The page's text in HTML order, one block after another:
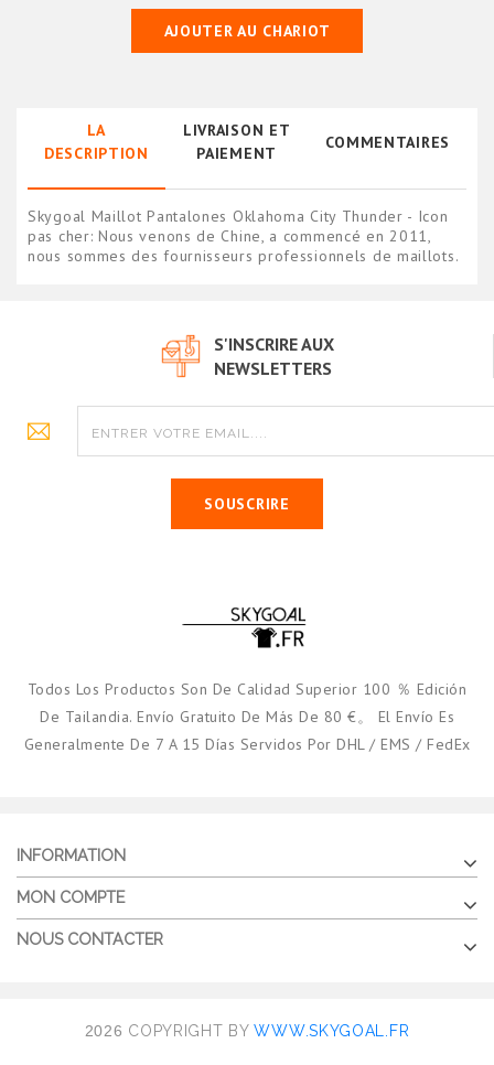
AJOUTER AU CHARIOT
LA
DESCRIPTION
LIVRAISON ET
PAIEMENT
COMMENTAIRES
Skygoal Maillot Pantalones Oklahoma City Thunder - Icon
pas cher: Nous venons de Chine, a commencé en 2011,
nous sommes des fournisseurs professionnels de maillots.
S'INSCRIRE AUX
NEWSLETTERS
SOUSCRIRE
Todos Los Productos Son De Calidad Superior 100 ％ Edición
De Tailandia. Envío Gratuito De Más De 80 €。 El Envío Es
Generalmente De 7 A 15 Días Servidos Por DHL / EMS / FedEx
INFORMATION
MON COMPTE
NOUS CONTACTER
2026 COPYRIGHT BYWWW.SKYGOAL.FR